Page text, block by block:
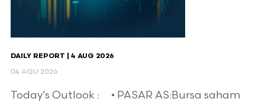
DAILY REPORT | 4 AUG 2026
04 AGU 2026
Today’s Outlook : • PASAR AS:Bursa saham